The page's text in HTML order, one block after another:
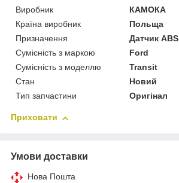
Виробник
КАМОКА
Країна виробник
Польща
Призначення
Датчик ABS
Сумісність з маркою
Ford
Сумісність з моделлю
Transit
Стан
Новий
Тип запчастини
Оригінал
Приховати
Умови доставки
Нова Пошта